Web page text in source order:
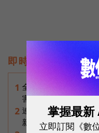
即時熱門文章
1 全台最大全聯首日業
害的大型店！為何把
2 連黃仁勳都叫年輕人
新定義「有價值的人
掌握最新
立即訂閱《數